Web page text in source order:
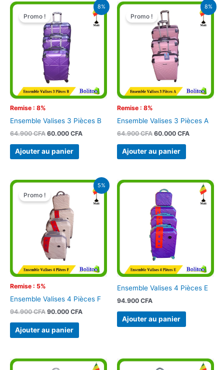
8%
Remise : 8%
Promo !
Ensemble Valises 3 Pièces B
64.900CFA
Le
prix
initial
était :
64.900 CFA.
60.000 CFA
Le
prix
actuel
est :
Ajouter au panier
8%
Remise : 8%
Promo !
Ensemble Valises 3 Pièces A
64.900CFA
Le
prix
initial
était :
64.900 CFA.
60.000 CFA
Le
prix
actuel
est :
Ajouter au panier
5%
Remise : 5%
Promo !
Ensemble Valises 4 Pièces F
94.900CFA
Le
prix
initial
était :
94.900 CFA.
90.000 CFA
Le
prix
actuel
est :
Ajouter au panier
Ensemble Valises 4 Pièces E
94.900 CFA
Ajouter au panier